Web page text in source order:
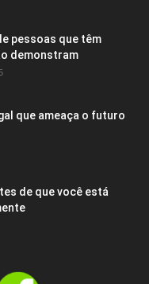
pessoas que têm
demonstram
que ameaça o futuro
de que você está